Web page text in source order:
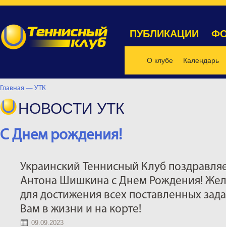
ПУБЛИКАЦИИ
О клубе Календарь
Главная — УТК
НОВОСТИ УТК
С Днем рождения!
Украинский Теннисный Клуб
Антона Шишкина с Днем Рождения!
для достижения всех поставленных
Вам в жизни и на корте!
09.09.2023